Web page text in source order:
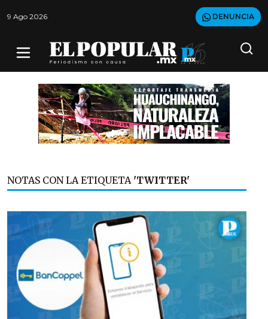
9 Ago 2026 DENUNCIA
NOTAS CON LA ETIQUETA 'TWITTER'